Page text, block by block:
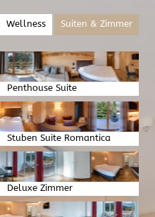
Wellness Suiten & Zimmer
Penthouse Suite
Stuben Suite Romantica
Deluxe Zimmer